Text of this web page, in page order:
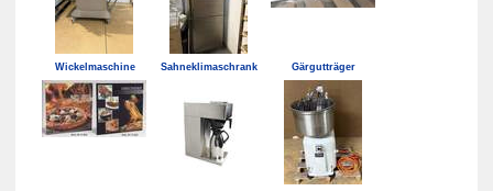
Wickelmaschine Sahneklimaschrank Gärgutträger